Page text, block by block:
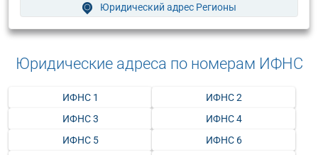
Юридический адрес Регионы
Юридические адреса по номерам ИФНС
ИФНС 1
ИФНС 2
ИФНС 3
ИФНС 4
ИФНС 5
ИФНС 6